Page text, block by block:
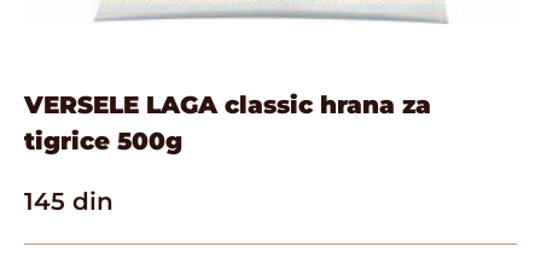
VERSELE LAGA classic hrana za
tigrice 500g
145 din